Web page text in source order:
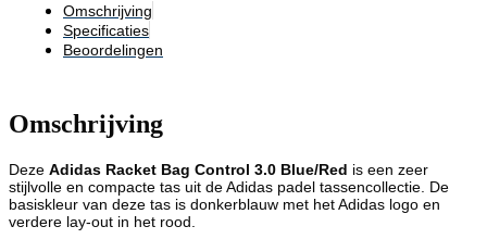
Omschrijving
Specificaties
Beoordelingen
Omschrijving
Deze Adidas Racket Bag Control 3.0 Blue/Red is een zeer
stijlvolle en compacte tas uit de Adidas padel tassencollectie. De
basiskleur van deze tas is donkerblauw met het Adidas logo en
verdere lay-out in het rood.